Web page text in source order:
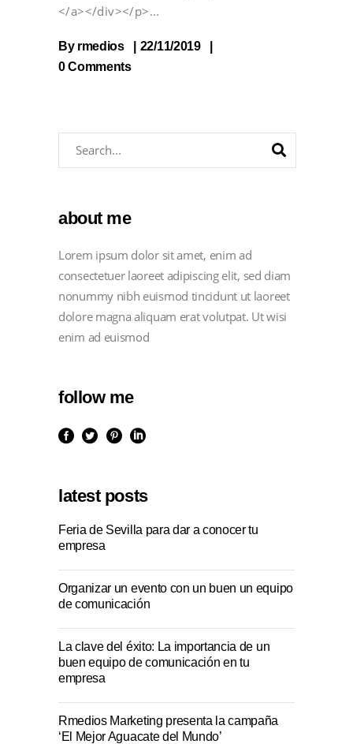
</a></div></p>
By rmedios
22/11/2019
0 Comments
about me
Lorem ipsum dolor sit amet, enim ad
consectetuer laoreet adipiscing elit, sed diam
nonummy nibh euismod tincidunt ut laoreet
dolore magna aliquam erat volutpat. Ut wisi
enim ad euismod
follow me
latest posts
Feria de Sevilla para dar a conocer tu
empresa
Organizar un evento con un buen un equipo
de comunicación
La clave del éxito: La importancia de un
buen equipo de comunicación en tu
empresa
Rmedios Marketing presenta la campaña
‘El Mejor Aguacate del Mundo’